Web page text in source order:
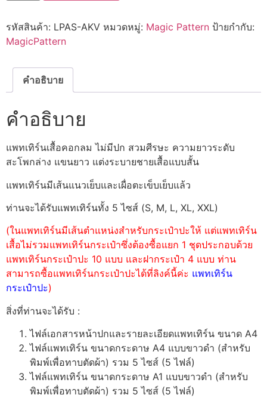
รหัสสินค้า: LPAS-AKV หมวดหมู่: Magic Pattern ป้ายกำกับ:
MagicPattern
คำอธิบาย
คำอธิบาย
แพทเทิร์นเสื้อคอกลม ไม่มีปก สวมศีรษะ ความยาวระดับ
สะโพกล่าง แขนยาว แต่งระบายชายเสื้อแบบสั้น
แพทเทิร์นมีเส้นแนวเย็บและเผื่อตะเข็บเย็บแล้ว
ท่านจะได้รับแพทเทิร์นทั้ง 5 ไซส์ (S, M, L, XL, XXL)
(ในแพทเทิร์นมีเส้นตำแหน่งสำหรับกระเป๋าปะให้ แต่แพทเทิร์น
เสื้อไม่รวมแพทเทิร์นกระเป๋าซึ่งต้องซื้อแยก 1 ชุดประกอบด้วย
แพทเทิร์นกระเป๋าปะ 10 แบบ และฝากระเป๋า 4 แบบ ท่าน
สามารถซื้อแพทเทิร์นกระเป๋าปะได้ที่ลิงค์นี้ค่ะ แพทเทิร์น
กระเป๋าปะ)
สิ่งที่ท่านจะได้รับ :
ไฟล์เอกสารหน้าปกและรายละเอียดแพทเทิร์น ขนาด A4
ไฟล์แพทเทิร์น ขนาดกระดาษ A4 แบบขาวดำ (สำหรับ
พิมพ์เพื่อทาบตัดผ้า) รวม 5 ไซส์ (5 ไฟล์)
ไฟล์แพทเทิร์น ขนาดกระดาษ A1 แบบขาวดำ (สำหรับ
พิมพ์เพื่อทาบตัดผ้า) รวม 5 ไซส์ (5 ไฟล์)